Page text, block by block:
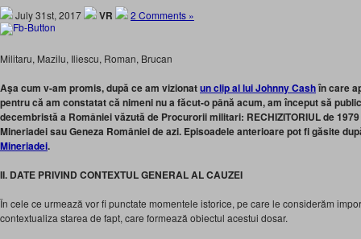
July 31st, 2017 VR 2 Comments »
Militaru, Mazilu, Iliescu, Roman, Brucan
Aşa cum v-am promis, după ce am vizionatun clip al lui Johnny Cashîn care
pentru că am constatat că nimeni nu a făcut-o până acum, am început să
decembristă a României văzută de Procurorii militari: RECHIZITORIUL de
Mineriadei sau Geneza României de azi. Episoadele anterioare pot fi găsite
Mineriadei.
II. DATE PRIVIND CONTEXTUL GENERAL AL CAUZEI
În cele ce urmează vor fi punctate momentele istorice, pe care le considerăm
contextualiza starea de fapt, care formează obiectul acestui dosar.